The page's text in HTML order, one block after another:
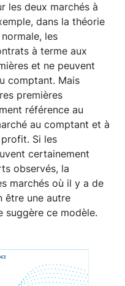
les deux marchés à
dans la théorie
les
à terme aux
et ne peuvent
comptant. Mais
premières
référence au
au comptant et à
Si les
certainement
observés, la
marchés où il y a de
être une autre
suggère ce modèle.